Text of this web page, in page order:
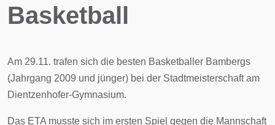
Basketball
Am 29.11. trafen sich die besten Basketballer Bambergs
(Jahrgang 2009 und jünger) bei der Stadtmeisterschaft am
Dientzenhofer-Gymnasium.
Das ETA musste sich im ersten Spiel gegen die Mannschaft